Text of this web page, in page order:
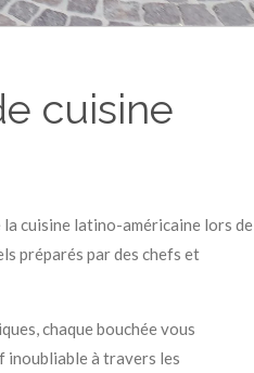
cuisine
cuisine latino-américaine lors de
préparés par des chefs et
chaque bouchée vous
à travers les